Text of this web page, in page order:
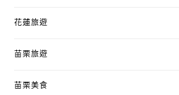
花蓮旅遊
苗栗旅遊
苗栗美食